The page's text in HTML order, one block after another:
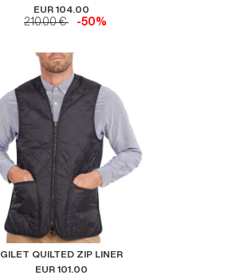
EUR 104.00
210.00 € -50%
GILET QUILTED ZIP LINER
EUR 101.00